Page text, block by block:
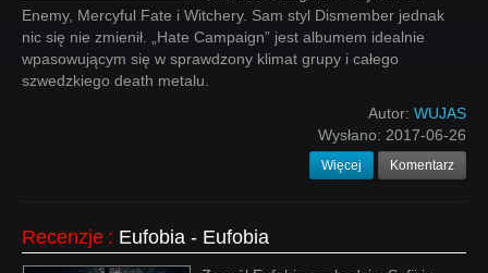
Enemy, Mercyful Fate i Witchery. Sam styl Dismember jednak
nic się nie zmienił. „Hate Campaign” jest albumem idealnie
wpasowującym się w sprawdzony klimat grupy i całego
szwedzkiego death metalu.
Autor: WUJAS
Wysłano: 2017-06-26
Więcej Komentarz
Recenzje : Eufobia - Eufobia